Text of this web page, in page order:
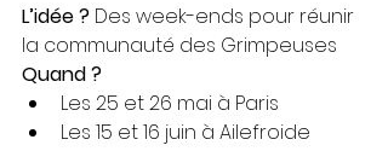
L’idée ? Des week-ends pour réunir
la communauté des Grimpeuses
Quand ?
Les 25 et 26 mai à Paris
Les 15 et 16 juin à Ailefroide